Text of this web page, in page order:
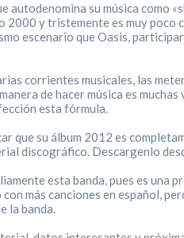
autodenomina su música como
2000 y tristemente es muy poco
escenario que Oasis,
corrientes musicales, las
de hacer música es
esta fórmula.
que su álbum 2012 es
discográfico. Descargenlo
esta banda, pues es una
más canciones en español,
la banda.